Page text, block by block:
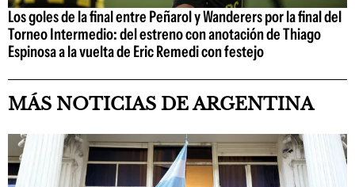
Los goles de la final entre Peñarol y Wanderers por la final del
Torneo Intermedio: del estreno con anotación de Thiago
Espinosa a la vuelta de Eric Remedi con festejo
MÁS NOTICIAS DE ARGENTINA